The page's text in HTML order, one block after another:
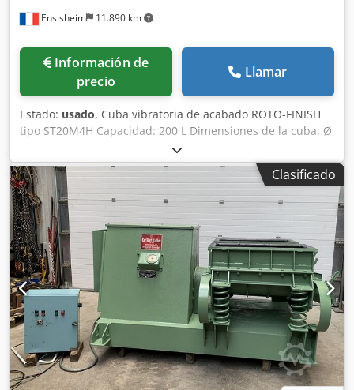
Ensisheim 11.890 km
Información de
precio
Llamar
Estado: usado, Cuba vibratoria de acabado ROTO-FINISH
tipo ST20M4H Capacidad: 200 L Dimensiones de la cuba: Ø
1200 mm Dimensiones interiores: Ancho 230 mm
Profundidad útil: 250 mm Dkodpfx Aozmxwloiver Con
salida automática mediante transportador Cuba
reacondicionada en 2010 Revestimiento en muy buen
estado (ver fotos) Cuadro eléctrico en muy buen estado
Tensión: 220 V trifásico Dimensiones (L x An x Al): 1500 x
1800 x 1500 mm Peso: aprox. 1 T
Clasificado